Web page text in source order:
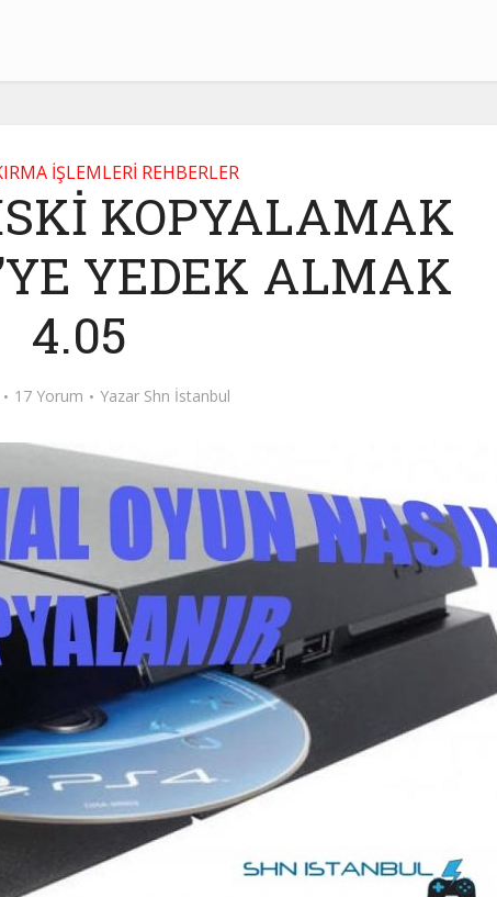
İŞLEMLERİ REHBERLER
KOPYALAMAK
YEDEK ALMAK
4.05
17 Yorum Yazar Shn İstanbul